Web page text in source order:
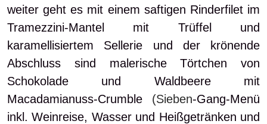
weiter geht es mit einem saftigen Rinderfilet im
Tramezzini-Mantel mit Trüffel und
karamellisiertem Sellerie und der krönende
Abschluss sind malerische Törtchen von
Schokolade und Waldbeere mit
Macadamianuss-Crumble (Sieben-Gang-Menü
inkl. Weinreise, Wasser und Heißgetränken und